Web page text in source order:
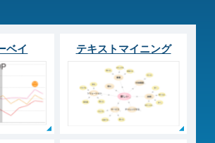
ベイ テキストマイニング